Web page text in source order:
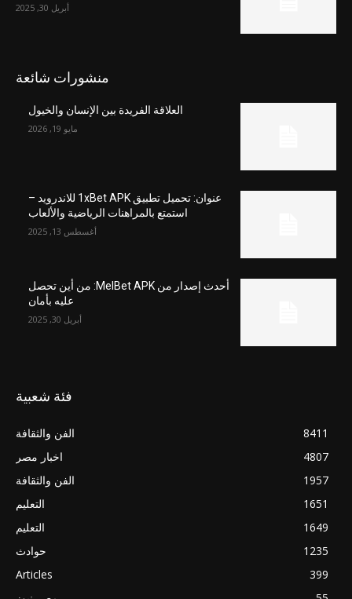
أبريل 30, 2025
منشورات شائعة
العلاقة الفريدة بين الإنسان والخيول
مايو 19, 2026
عنوان: تحميل تطبيق 1xBet APK للاندرويد –
استمتع بالمراهنات الرياضية والألعاب
أغسطس 13, 2025
أحدث إصدار من MelBet APK: من أين تحصل
عليه بأمان
أبريل 30, 2025
فئة شعبية
الفن والثقافة
8411
اخبار مصر
4807
الفن والثقافة
1957
التعليم
1651
التعليم
1649
حوادث
1235
Articles
399